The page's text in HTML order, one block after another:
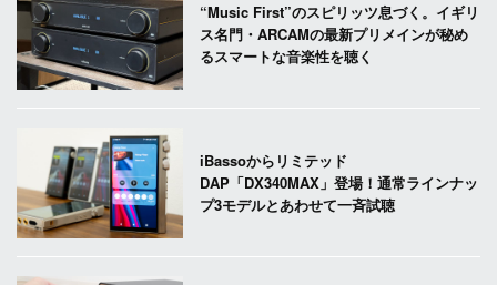
“Music First”のスピリッツ息づく。イギリ
ス名門・ARCAMの最新プリメインが秘め
るスマートな音楽性を聴く
iBassoからリミテッド
DAP「DX340MAX」登場！通常ラインナッ
プ3モデルとあわせて一斉試聴